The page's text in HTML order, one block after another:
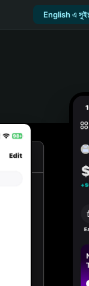
English এ